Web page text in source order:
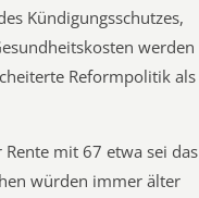
Kündigungsschutzes,
werden
Reformpolitik als
mit 67 etwa sei das
würden immer älter